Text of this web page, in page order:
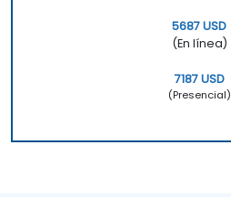
5687 USD
(En línea)
7187 USD
(Presencial)